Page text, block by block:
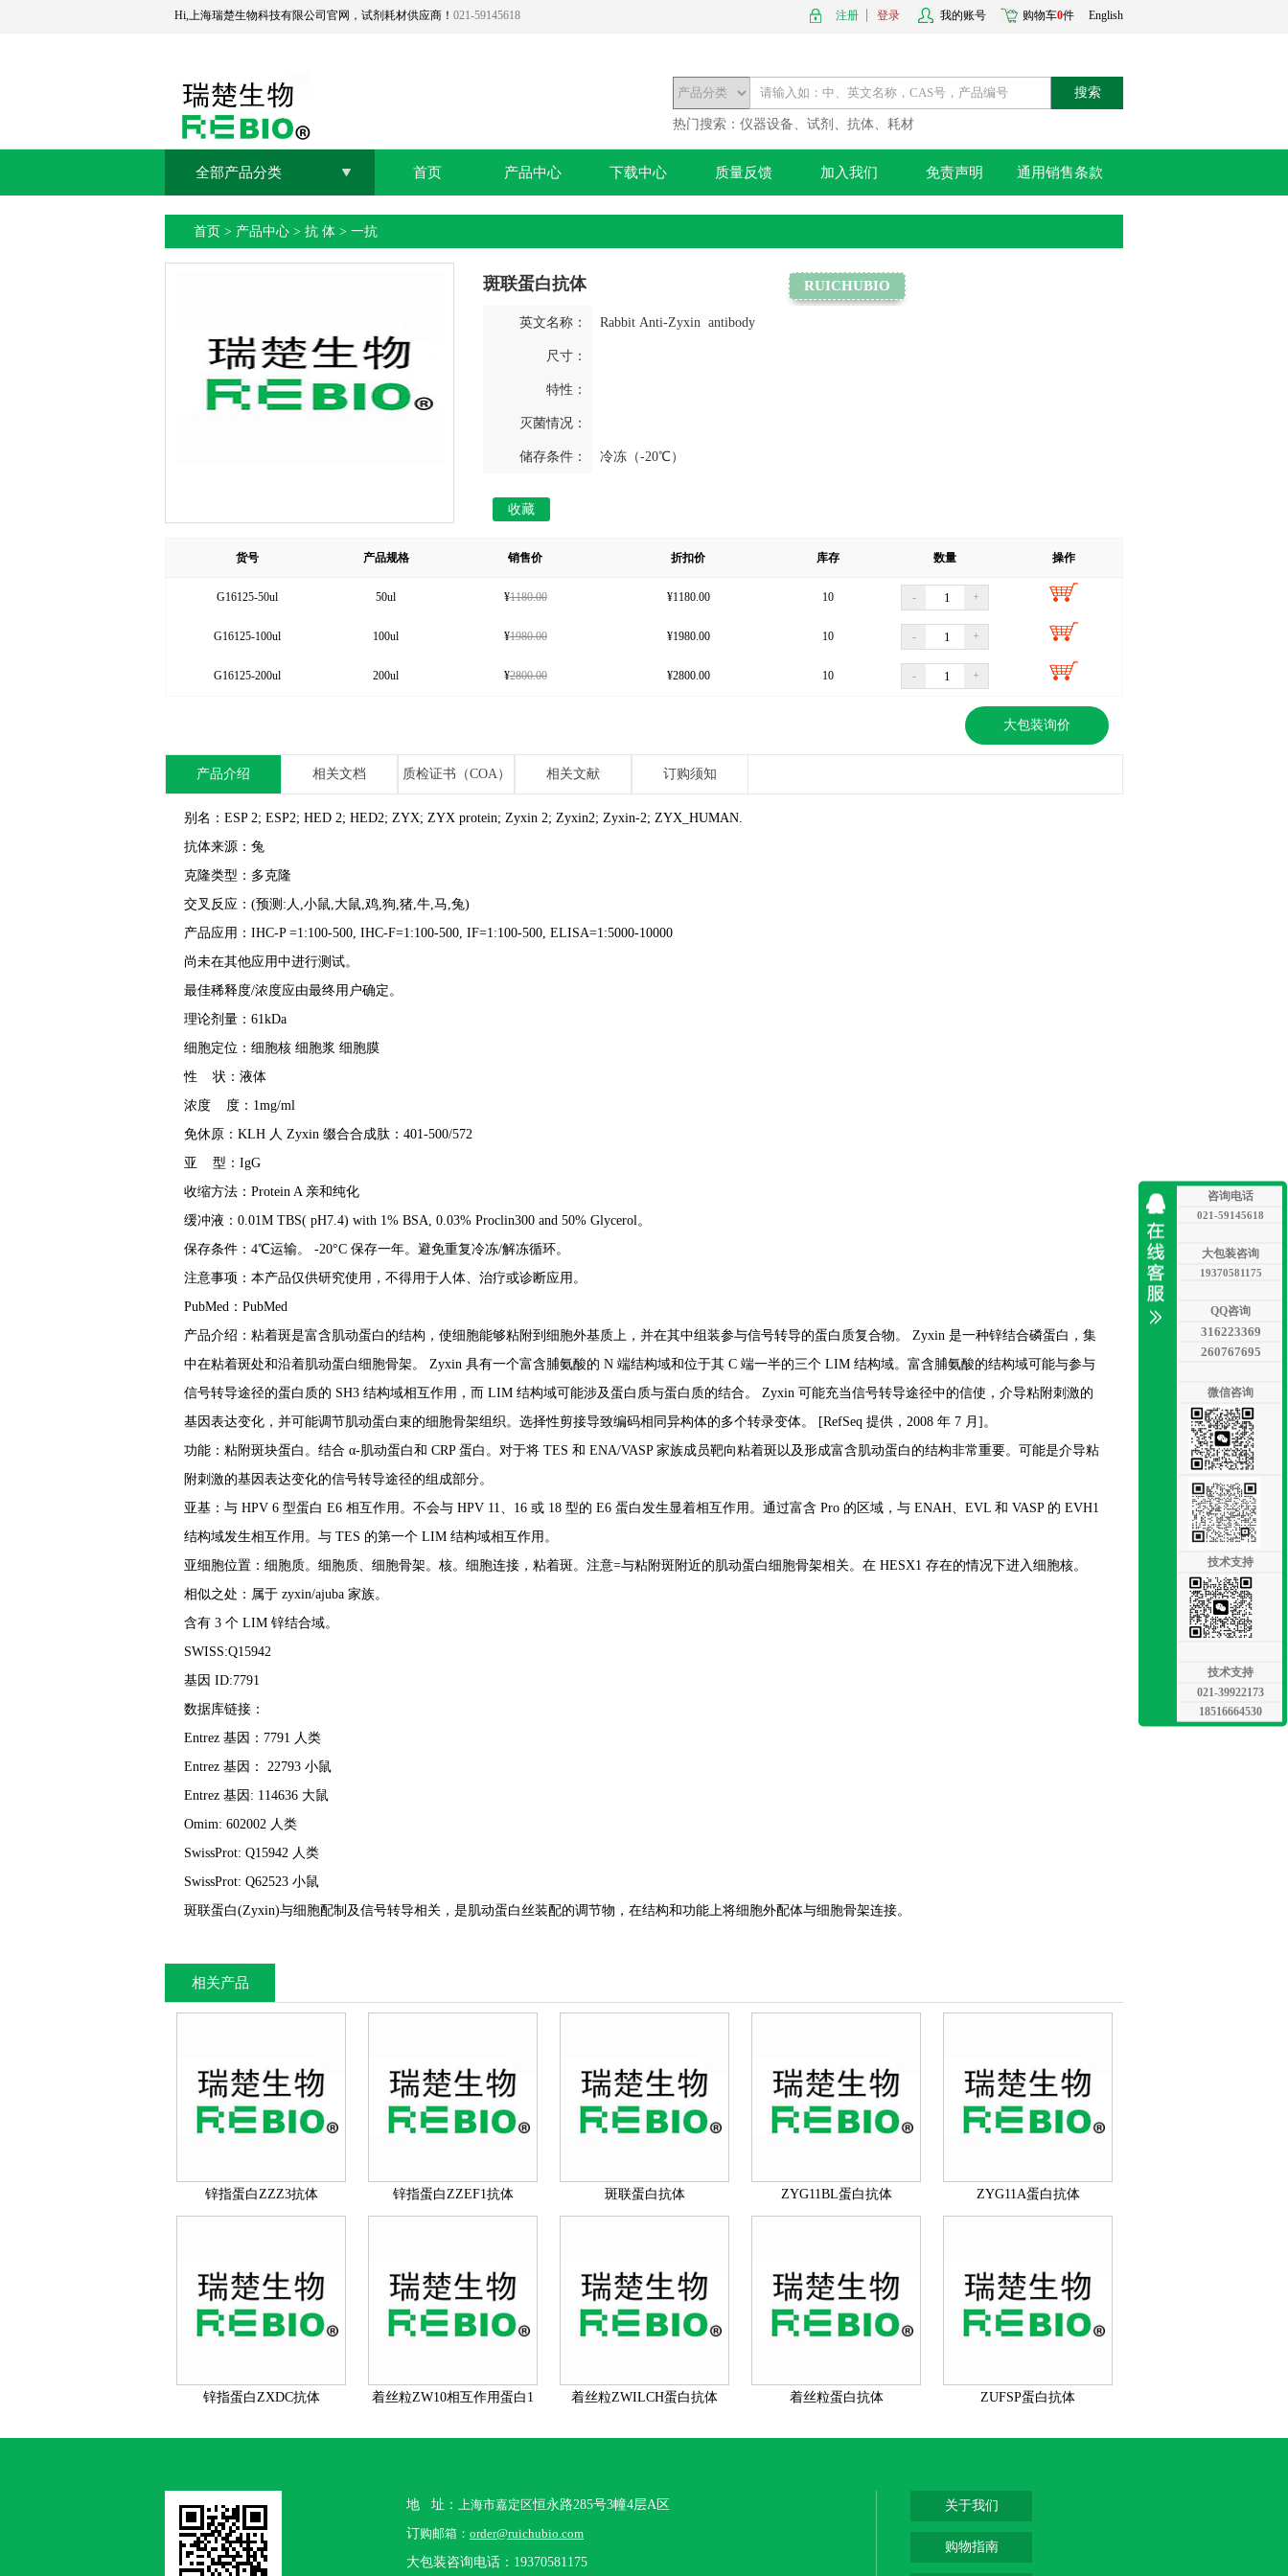
Hi,上海瑞楚生物科技有限公司官网，试剂耗材供应商！ 021-59145618 注册 登录 我的账号 购物车0件 English
搜索
热门搜索： 仪器设备、试剂、抗体、耗材
全部产品分类 首页 产品中心 下载中心 质量反馈 加入我们 免责声明 通用销售条款
首页 > 产品中心 > 抗 体 > 一抗
斑联蛋白抗体 RUICHUBIO
英文名称： Rabbit Anti-Zyxin antibody
尺寸：
特性：
灭菌情况：
储存条件： 冷冻（-20℃）
收藏
货号 产品规格 销售价 折扣价 库存 数量 操作
G16125-50ul 50ul ¥1180.00 ¥1180.00 10 - +
G16125-100ul 100ul ¥1980.00 ¥1980.00 10 - +
G16125-200ul 200ul ¥2800.00 ¥2800.00 10 - +
大包装询价
产品介绍 相关文档 质检证书（COA） 相关文献 订购须知
别名：ESP 2; ESP2; HED 2; HED2; ZYX; ZYX protein; Zyxin 2; Zyxin2; Zyxin-2; ZYX_HUMAN.
抗体来源：兔
克隆类型：多克隆
交叉反应：(预测:人,小鼠,大鼠,鸡,狗,猪,牛,马,兔)
产品应用：IHC-P =1:100-500, IHC-F=1:100-500, IF=1:100-500, ELISA=1:5000-10000
尚未在其他应用中进行测试。
最佳稀释度/浓度应由最终用户确定。
理论剂量：61kDa
细胞定位：细胞核 细胞浆 细胞膜
性 状：液体
浓度 度：1mg/ml
免休原：KLH 人 Zyxin 缀合合成肽：401-500/572
亚 型：IgG
收缩方法：Protein A 亲和纯化
缓冲液：0.01M TBS( pH7.4) with 1% BSA, 0.03% Proclin300 and 50% Glycerol。
保存条件：4℃运输。 -20°C 保存一年。避免重复冷冻/解冻循环。
注意事项：本产品仅供研究使用，不得用于人体、治疗或诊断应用。
PubMed：PubMed
产品介绍：粘着斑是富含肌动蛋白的结构，使细胞能够粘附到细胞外基质上，并在其中组装参与信号转导的蛋白质复合物。 Zyxin 是一种锌结合磷蛋白，集
中在粘着斑处和沿着肌动蛋白细胞骨架。 Zyxin 具有一个富含脯氨酸的 N 端结构域和位于其 C 端一半的三个 LIM 结构域。富含脯氨酸的结构域可能与参与
信号转导途径的蛋白质的 SH3 结构域相互作用，而 LIM 结构域可能涉及蛋白质与蛋白质的结合。 Zyxin 可能充当信号转导途径中的信使，介导粘附刺激的
基因表达变化，并可能调节肌动蛋白束的细胞骨架组织。选择性剪接导致编码相同异构体的多个转录变体。 [RefSeq 提供，2008 年 7 月]。
功能：粘附斑块蛋白。结合 α-肌动蛋白和 CRP 蛋白。对于将 TES 和 ENA/VASP 家族成员靶向粘着斑以及形成富含肌动蛋白的结构非常重要。可能是介导粘
附刺激的基因表达变化的信号转导途径的组成部分。
亚基：与 HPV 6 型蛋白 E6 相互作用。不会与 HPV 11、16 或 18 型的 E6 蛋白发生显着相互作用。通过富含 Pro 的区域，与 ENAH、EVL 和 VASP 的 EVH1
结构域发生相互作用。与 TES 的第一个 LIM 结构域相互作用。
亚细胞位置：细胞质。细胞质、细胞骨架。核。细胞连接，粘着斑。注意=与粘附斑附近的肌动蛋白细胞骨架相关。在 HESX1 存在的情况下进入细胞核。
相似之处：属于 zyxin/ajuba 家族。
含有 3 个 LIM 锌结合域。
SWISS:Q15942
基因 ID:7791
数据库链接：
Entrez 基因：7791 人类
Entrez 基因： 22793 小鼠
Entrez 基因: 114636 大鼠
Omim: 602002 人类
SwissProt: Q15942 人类
SwissProt: Q62523 小鼠
斑联蛋白(Zyxin)与细胞配制及信号转导相关，是肌动蛋白丝装配的调节物，在结构和功能上将细胞外配体与细胞骨架连接。
相关产品
锌指蛋白ZZZ3抗体 锌指蛋白ZZEF1抗体 斑联蛋白抗体 ZYG11BL蛋白抗体 ZYG11A蛋白抗体
锌指蛋白ZXDC抗体
着丝粒ZW10相互作用蛋白1
着丝粒ZWILCH蛋白抗体 着丝粒蛋白抗体 ZUFSP蛋白抗体
地 址： 上海市嘉定区恒永路285号3幢4层A区
订购邮箱： order@ruichubio.com
大包装咨询电话：19370581175
关于我们
购物指南
咨询电话
021-59145618
大包装咨询
19370581175
QQ咨询
316223369
260767695
微信咨询
技术支持
技术支持
021-39922173
18516664530